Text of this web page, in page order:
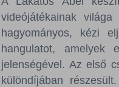
videójátékainak
hagyományos, kézi
hangulatot,
jelenségével. Az első
különdíjában